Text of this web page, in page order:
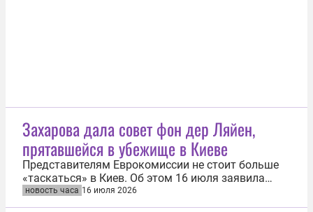
Захарова дала совет фон дер Ляйен,
прятавшейся в убежище в Киеве
Представителям Еврокомиссии не стоит больше
«таскаться» в Киев. Об этом 16 июля заявила
официальный представитель Министерства
иностранных дел РФ Мария Захарова. Так
новость часа 16 июля 2026